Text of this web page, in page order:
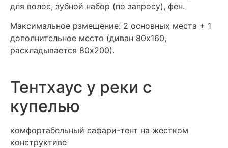
для волос, зубной набор (по запросу), фен.
Максимальное рзмещение: 2 основных места + 1
дополнительное место (диван 80х160,
раскладывается 80х200).
Тентхаус у реки с
купелью
комфортабельный сафари-тент на жестком
конструктиве